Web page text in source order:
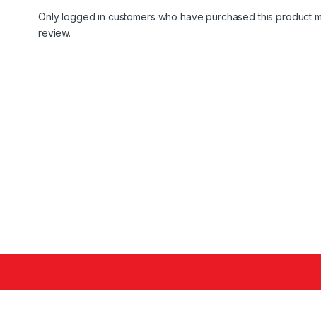
Only logged in customers who have purchased this product
review.